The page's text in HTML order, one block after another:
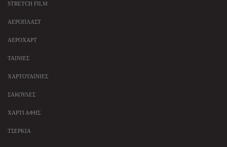
STRETCH FILM
ΑΕΡΟΠΛΆΣΤ
ΑΕΡΟΧΆΡΤ
ΤΑΙΝΊΕΣ
ΧΑΡΤΟΤΑΙΝΊΕΣ
ΣΑΚΟΎΛΕΣ
ΧΑΡΤΊ ΑΦΉΣ
ΤΣΈΡΚΙΑ